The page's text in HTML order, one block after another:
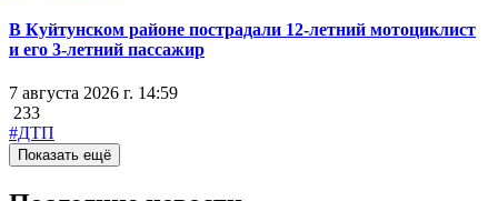
В Куйтунском районе пострадали 12-летний мотоциклист
и его 3-летний пассажир
7 августа 2026 г. 14:59
233
#ДТП
Показать ещё